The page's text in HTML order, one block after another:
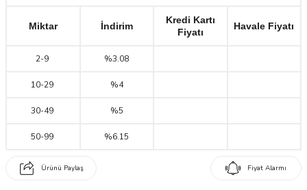
Miktar İndirim
Kredi Kartı
Fiyatı
Havale Fiyatı
2-9 %3.08
10-29 %4
30-49 %5
50-99 %6.15
Ürünü Paylaş Fiyat Alarmı